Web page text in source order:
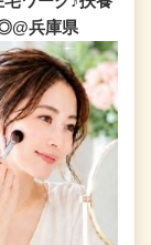
兵庫県